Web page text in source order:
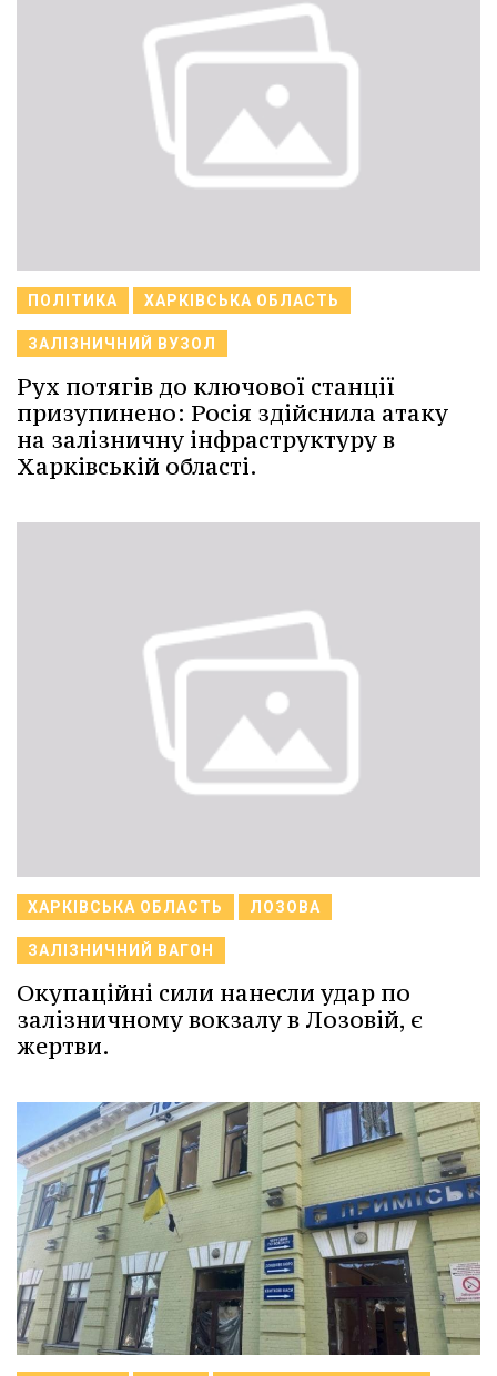
ПОЛІТИКА ХАРКІВСЬКА ОБЛАСТЬ
ЗАЛІЗНИЧНИЙ ВУЗОЛ
Рух потягів до ключової станції
призупинено: Росія здійснила атаку
на залізничну інфраструктуру в
Харківській області.
ХАРКІВСЬКА ОБЛАСТЬ ЛОЗОВА
ЗАЛІЗНИЧНИЙ ВАГОН
Окупаційні сили нанесли удар по
залізничному вокзалу в Лозовій, є
жертви.